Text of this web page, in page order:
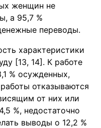
женщин не
а 95,7 %
переводы.
характеристики
[13, 14]. К работе
% осужденных,
отказываются
от них или
%, недостаточно
выводы о 12,2 %